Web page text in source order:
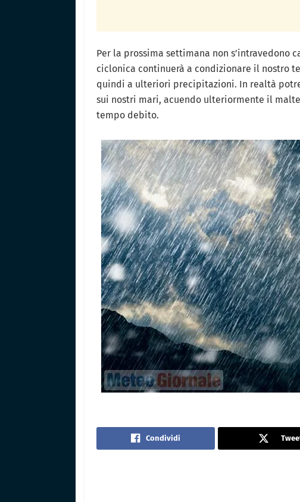
Per la prossima settimana non s’intravedono
ciclonica continuerà a condizionare il nostro
quindi a ulteriori precipitazioni. In realtà
sui nostri mari, acuendo ulteriormente il
tempo debito.
Condividi